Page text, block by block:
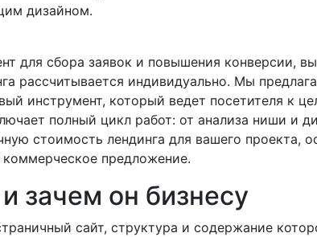
дизайном.
для сбора заявок и повышения конверсии,
рассчитывается индивидуально. Мы
инструмент, который ведет посетителя к
полный цикл работ: от анализа ниши и
стоимость лендинга для вашего проекта,
предложение.
зачем он бизнесу
сайт, структура и содержание